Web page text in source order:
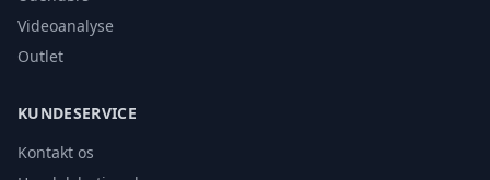
Videoanalyse
Outlet
KUNDESERVICE
Kontakt os